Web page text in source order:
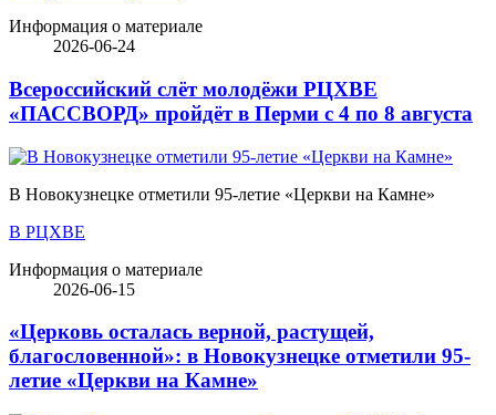
Информация о материале
2026-06-24
Всероссийский слёт молодёжи РЦХВЕ
«ПАССВОРД» пройдёт в Перми с 4 по 8 августа
В Новокузнецке отметили 95-летие «Церкви на Камне»
В РЦХВЕ
Информация о материале
2026-06-15
«Церковь осталась верной, растущей,
благословенной»: в Новокузнецке отметили 95-
летие «Церкви на Камне»